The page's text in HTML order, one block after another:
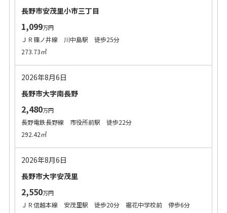
長野市安茂里小市三丁目
1,099万円
ＪＲ篠ノ井線 川中島駅 徒歩25分
273.73㎡
2026年8月6日
長野市大字南長野
2,480万円
長野電鉄長野線 市役所前駅 徒歩22分
292.42㎡
2026年8月6日
長野市大字安茂里
2,550万円
ＪＲ信越本線 安茂里駅 徒歩20分 裾花中学校前 停歩6分